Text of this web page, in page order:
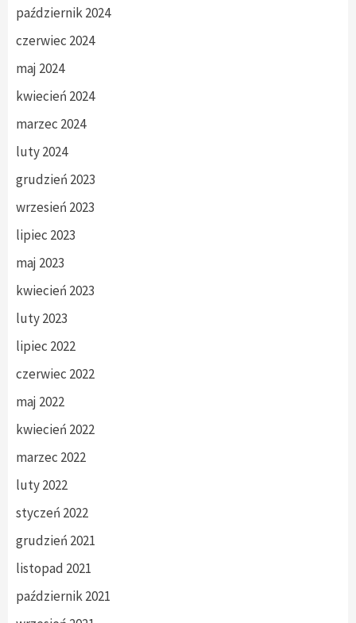
październik 2024
czerwiec 2024
maj 2024
kwiecień 2024
marzec 2024
luty 2024
grudzień 2023
wrzesień 2023
lipiec 2023
maj 2023
kwiecień 2023
luty 2023
lipiec 2022
czerwiec 2022
maj 2022
kwiecień 2022
marzec 2022
luty 2022
styczeń 2022
grudzień 2021
listopad 2021
październik 2021